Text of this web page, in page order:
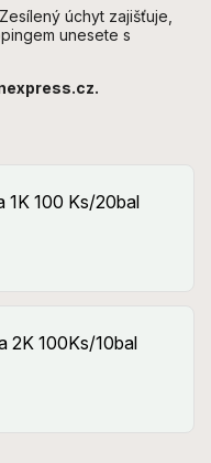
Zesílený úchyt zajišťuje,
unesete s
1K 100 Ks/20bal
2K 100Ks/10bal